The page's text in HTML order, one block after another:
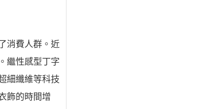
消費人群。近
。繼性感型丁字
細纖維等科技
飾的時間增